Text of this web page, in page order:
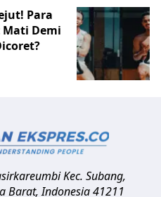
Para
Mati Demi
Kec. Subang,
Barat,Indonesia41211